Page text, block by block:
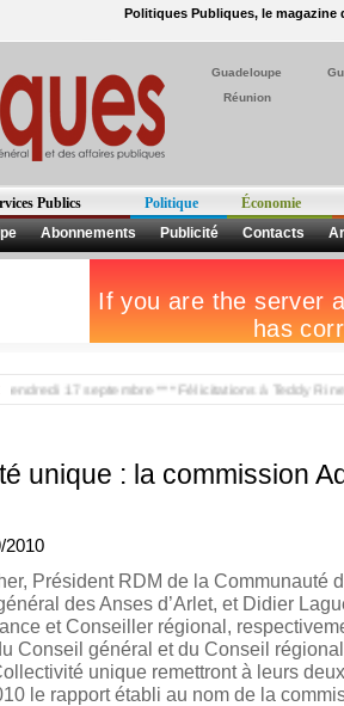
Politiques Publiques, le magazine
Guadeloupe
Réunion
Publics Politique
Économie
Abonnements Publicité Contacts
17 septembre *** Félicitations à Teddy Riner
unique : la commission
2010
Président RDM de la Communauté
des Anses d’Arlet, et Didier
et Conseiller régional,
Conseil général et du Conseil
unique remettront à leurs
le rapport établi au nom de la